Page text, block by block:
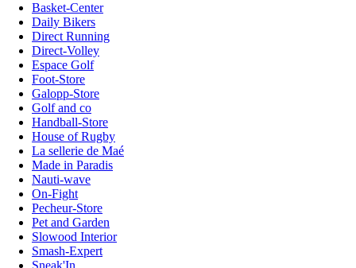
Basket-Center
Daily Bikers
Direct Running
Direct-Volley
Espace Golf
Foot-Store
Galopp-Store
Golf and co
Handball-Store
House of Rugby
La sellerie de Maé
Made in Paradis
Nauti-wave
On-Fight
Pecheur-Store
Pet and Garden
Slowood Interior
Smash-Expert